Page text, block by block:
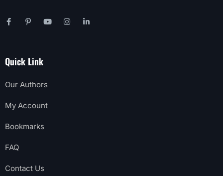
Quick Link
Our Authors
My Account
Bookmarks
FAQ
Contact Us